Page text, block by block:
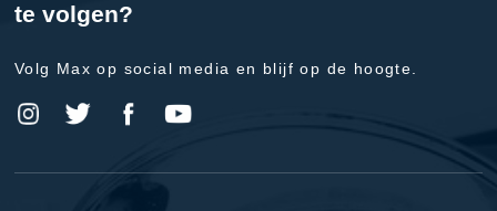
te volgen?
Volg Max op social media en blijf op de hoogte.